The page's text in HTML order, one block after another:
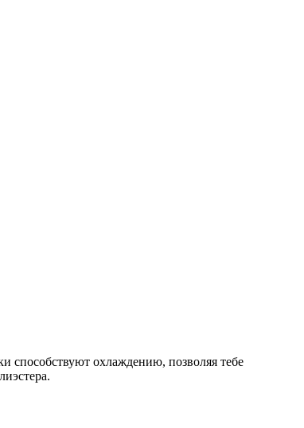
способствуют охлаждению, позволяя тебе